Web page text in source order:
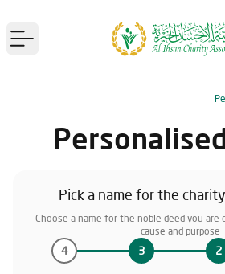
Choose a name for the noble deed you
cause and purpose
2
3
4